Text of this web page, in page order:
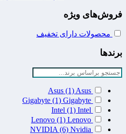
فروش‌های ویژه
محصولات دارای تخفیف
برندها
Asus (1) Asus
Gigabyte (1) Gigabyte
Intel (1) Intel
Lenovo (1) Lenovo
NVIDIA (6) Nvidia